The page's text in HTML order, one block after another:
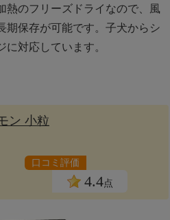
熱のフリーズドライなので、風
期保存が可能です。子犬からシ
に対応しています。
ン 小粒
口コミ評価
4.4点